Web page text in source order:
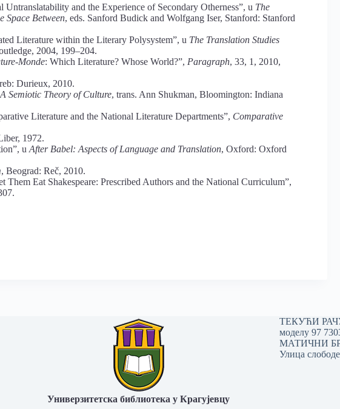
and the Experience of Secondary Otherness”, u The
Space Between, eds. Sanford Budick and Wolfgang Iser, Stanford: Stanford
Literature within the Literary Polysystem”, u The Translation Studies
2004, 199–204.
Monde: Which Literature? Whose World?”, Paragraph, 33, 1, 2010,
Durieux, 2010.
Semiotic Theory of Culture, trans. Ann Shukman, Bloomington: Indiana
Literature and the National Literature Departments”, Comparative
1972.
u After Babel: Aspects of Language and Translation, Oxford: Oxford
, Beograd: Reč, 2010.
Eat Shakespeare: Prescribed Authors and the National Curriculum”,
Универзитетска библиотека у Крагујевцу
ТЕКУЋИ
моделу 97
МАТИЧНИ
Улица